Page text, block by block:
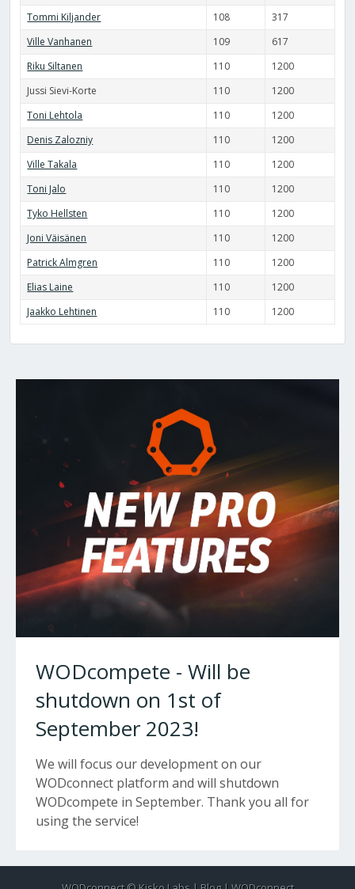
Tommi Kiljander
108
317
Ville Vanhanen
109
617
Riku Siltanen
110
1200
Jussi Sievi-Korte
110
1200
Toni Lehtola
110
1200
Denis Zalozniy
110
1200
Ville Takala
110
1200
Toni Jalo
110
1200
Tyko Hellsten
110
1200
Joni Väisänen
110
1200
Patrick Almgren
110
1200
Elias Laine
110
1200
Jaakko Lehtinen
110 1200
WODcompete - Will be
shutdown on 1st of
September 2023!
We will focus our development on our
WODconnect platform and will shutdown
WODcompete in September. Thank you all for
using the service!